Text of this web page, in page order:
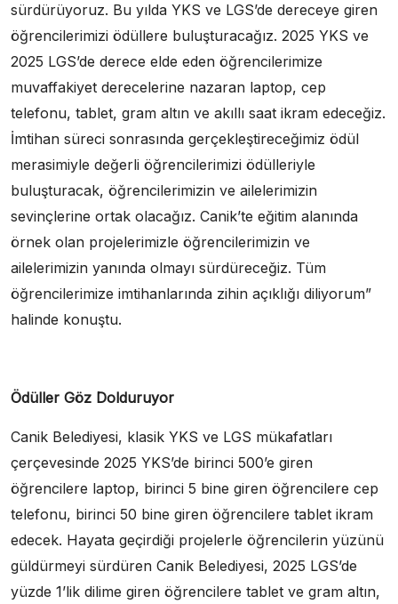
sürdürüyoruz. Bu yılda YKS ve LGS’de dereceye giren
öğrencilerimizi ödüllere buluşturacağız. 2025 YKS ve
2025 LGS’de derece elde eden öğrencilerimize
muvaffakiyet derecelerine nazaran laptop, cep
telefonu, tablet, gram altın ve akıllı saat ikram edeceğiz.
İmtihan süreci sonrasında gerçekleştireceğimiz ödül
merasimiyle değerli öğrencilerimizi ödülleriyle
buluşturacak, öğrencilerimizin ve ailelerimizin
sevinçlerine ortak olacağız. Canik’te eğitim alanında
örnek olan projelerimizle öğrencilerimizin ve
ailelerimizin yanında olmayı sürdüreceğiz. Tüm
öğrencilerimize imtihanlarında zihin açıklığı diliyorum”
halinde konuştu.
Ödüller Göz Dolduruyor
Canik Belediyesi, klasik YKS ve LGS mükafatları
çerçevesinde 2025 YKS’de birinci 500’e giren
öğrencilere laptop, birinci 5 bine giren öğrencilere cep
telefonu, birinci 50 bine giren öğrencilere tablet ikram
edecek. Hayata geçirdiği projelerle öğrencilerin yüzünü
güldürmeyi sürdüren Canik Belediyesi, 2025 LGS’de
yüzde 1’lik dilime giren öğrencilere tablet ve gram altın,